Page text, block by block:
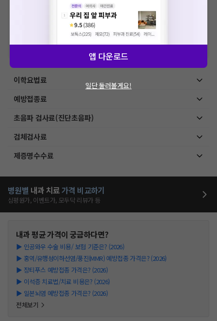
추가비용 등으로 실제 가격과 상이할 수 있으니, 정확
한 가격은 해당 의료기관에 직접 문의해주세요.
건강보험심사평가원
에 고지되어 있는 급여 진료 기준 가
격입니다. (진료와 연관된 복합적인 비용이 추가되어, 병원마다 금액이 다르게
산정될 수 있는 점 참고 바랍니다.)
이학요법료
예방접종료
초음파 검사료(진단초음파)
검체검사료
제증명수수료
병원별 내과 치료가격 비교하기
심평원가, 이벤트가, 모두닥 리뷰가 등
내과평균 가격이 궁금하다면?
▶ 인공와우 수술 비용/ 보험 기준은? (2026)
▶ 홍역/유행성이하선염/풍진(MMR) 예방접종 가격은? (2026)
▶ 장티푸스 예방접종 가격은? (2026)
▶ 이석증 치료법/치료 비용은? (2026)
▶ 일본뇌염 예방접종 가격은? (2026)
전체보기
앱 다운로드
일단 둘러볼게요!